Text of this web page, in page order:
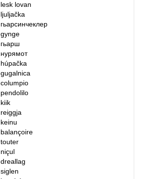
lesk lovan
ljuljačka
гьарсинчеклер
gynge
гьарш
нурямот
húpačka
gugalnica
columpio
pendolilo
kiik
reiggja
keinu
balançoire
touter
niçul
dreallag
siglen